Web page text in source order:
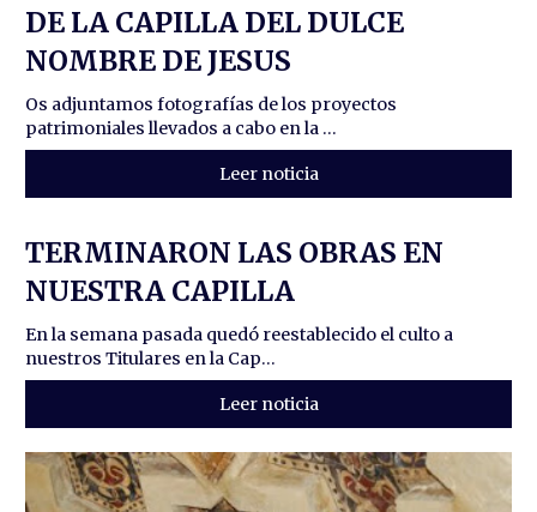
DE LA CAPILLA DEL DULCE
NOMBRE DE JESUS
Os adjuntamos fotografías de los proyectos
patrimoniales llevados a cabo en la ...
Leer noticia
TERMINARON LAS OBRAS EN
NUESTRA CAPILLA
En la semana pasada quedó reestablecido el culto a
nuestros Titulares en la Cap...
Leer noticia